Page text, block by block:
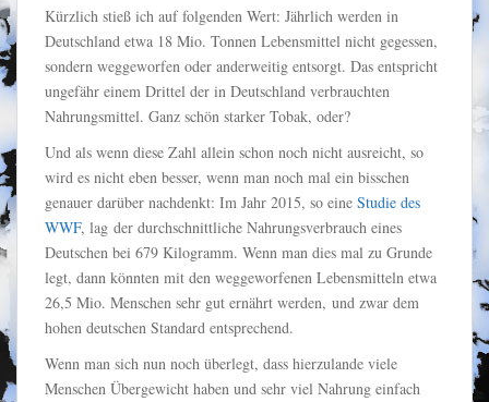
t
e
n
t
Kürzlich stieß ich auf folgenden Wert: Jährlich werden in
Deutschland etwa 18 Mio. Tonnen Lebensmittel nicht gegessen,
sondern weggeworfen oder anderweitig entsorgt. Das entspricht
ungefähr einem Drittel der in Deutschland verbrauchten
Nahrungsmittel. Ganz schön starker Tobak, oder?
Und als wenn diese Zahl allein schon noch nicht ausreicht, so
wird es nicht eben besser, wenn man noch mal ein bisschen
genauer darüber nachdenkt: Im Jahr 2015, so eine Studie des
WWF, lag der durchschnittliche Nahrungsverbrauch eines
Deutschen bei 679 Kilogramm. Wenn man dies mal zu Grunde
legt, dann könnten mit den weggeworfenen Lebensmitteln etwa
26,5 Mio. Menschen sehr gut ernährt werden, und zwar dem
hohen deutschen Standard entsprechend.
Wenn man sich nun noch überlegt, dass hierzulande viele
Menschen Übergewicht haben und sehr viel Nahrung einfach